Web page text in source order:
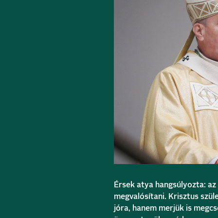
Érsek atya hangsúlyozta:
megvalósítani. Krisztus
jóra, hanem merjük is